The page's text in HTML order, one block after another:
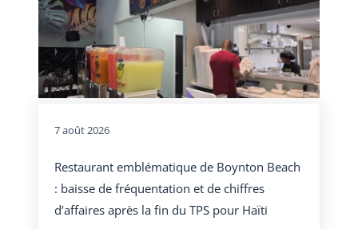
7 août 2026
Restaurant emblématique de Boynton Beach
: baisse de fréquentation et de chiffres
d’affaires après la fin du TPS pour Haïti